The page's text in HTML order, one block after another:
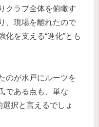
クラブ全体を俯瞰す
、現場を離れたので
化を支える“進化”とも
のが水戸にルーツを
である点も、単な
選択と言えるでしょ